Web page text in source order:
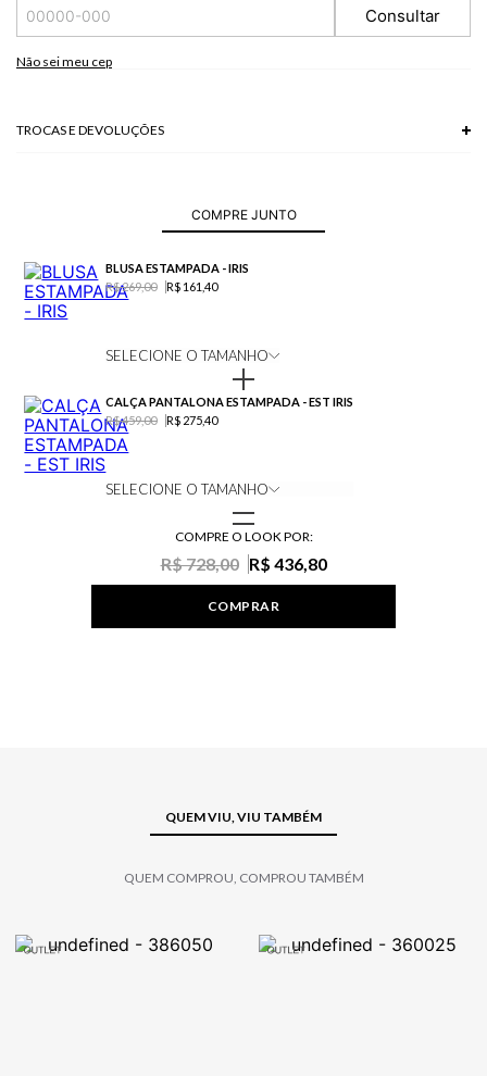
Consultar
Não sei meu cep
TROCAS E DEVOLUÇÕES
COMPRE JUNTO
BLUSA ESTAMPADA - IRIS
R$ 269,00
R$ 161,40
SELECIONE O TAMANHO
CALÇA PANTALONA ESTAMPADA - EST IRIS
R$ 459,00
R$ 275,40
SELECIONE O TAMANHO
COMPRE O LOOK POR:
R$ 728,00 R$ 436,80
COMPRAR
QUEM VIU, VIU TAMBÉM
QUEM COMPROU, COMPROU TAMBÉM